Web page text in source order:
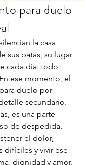
para duelo
la casa
sus patas, su lugar
cada día: todo
ese momento, el
duelo por
secundario.
es una parte
de despedida,
el dolor,
difíciles y vivir ese
dignidad y amor.